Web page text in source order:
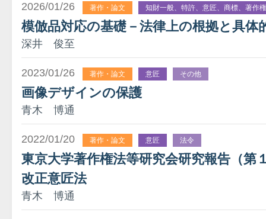
2026/01/26 著作・論文 知財一般、特許、意匠、商標、著作
模倣品対応の基礎－法律上の根拠と具体
深井 俊至
2023/01/26 著作・論文 意匠 その他
画像デザインの保護
青木 博通
2022/01/20 著作・論文 意匠 法令
東京大学著作権法等研究会研究報告（第
改正意匠法
青木 博通